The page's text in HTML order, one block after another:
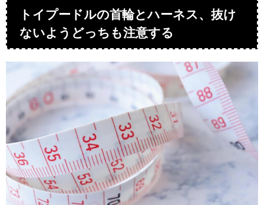
トイプードルの首輪とハーネス、抜け
ないようどっちも注意する